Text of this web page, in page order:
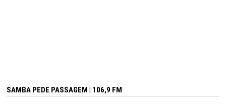
SAMBA PEDE PASSAGEM | 106,9 FM